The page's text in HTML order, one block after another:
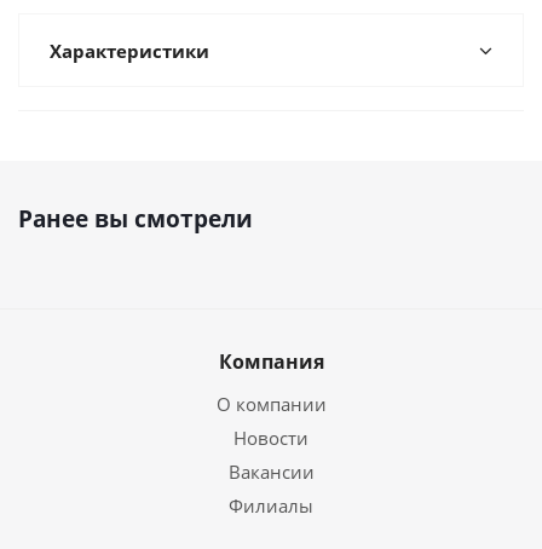
Характеристики
Ранее вы смотрели
Компания
О компании
Новости
Вакансии
Филиалы